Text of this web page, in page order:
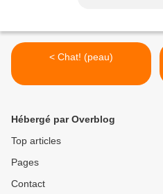
< Chat! (peau)
Hébergé par Overblog
Top articles
Pages
Contact